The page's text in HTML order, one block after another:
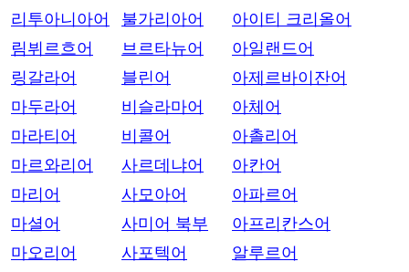
리투아니아어
림뷔르흐어
링갈라어
마두라어
마라티어
마르와리어
마리어
마셜어
마오리어
불가리아어
브르타뉴어
블린어
비슬라마어
비콜어
사르데냐어
사모아어
사미어 북부
사포텍어
아이티 크리올어
아일랜드어
아제르바이잔어
아체어
아촐리어
아칸어
아파르어
아프리칸스어
알루르어